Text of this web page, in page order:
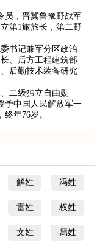
员，晋冀鲁豫野战军
第1旅旅长，第二野
书记兼军分区政治
、后方工程建筑部
后勤技术装备研究
二级独立自由勋
予中国人民解放军一
年76岁。
解姓 冯姓
雷姓 权姓
文姓 舄姓